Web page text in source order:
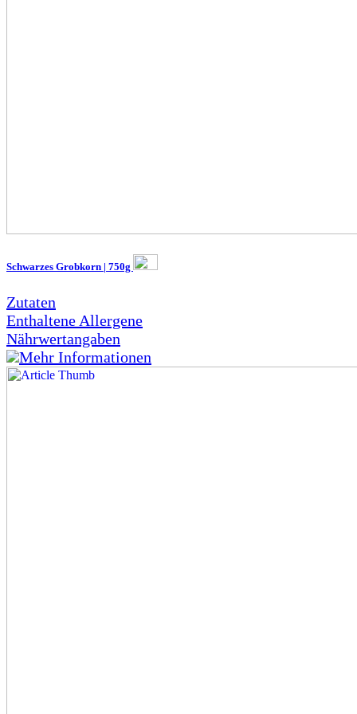
Schwarzes Grobkorn | 750g
Zutaten
Enthaltene Allergene
Nährwertangaben
Mehr Informationen